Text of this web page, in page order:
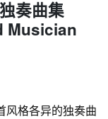
奏曲集
Musician
风格各异的独奏曲